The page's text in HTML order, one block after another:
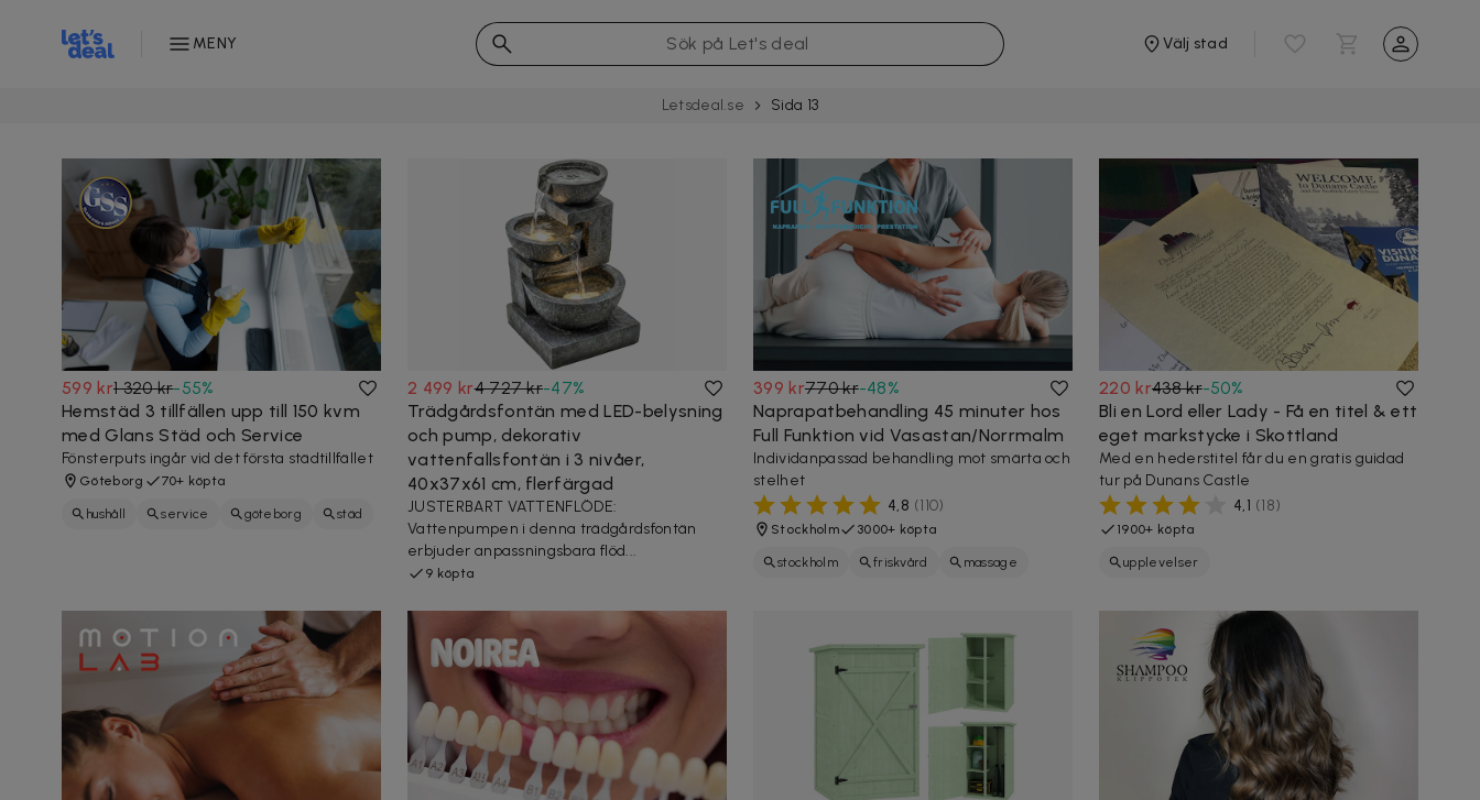
MENY Välj stad
Letsdeal.se Sida 13
599 kr1 320 kr-55%
Hemstäd 3 tillfällen upp till 150 kvm
med Glans Städ och Service
Fönsterputs ingår vid det första städtillfället
Göteborg 70+ köpta
hushåll service göteborg städ
2 499 kr4 727 kr-47%
Trädgårdsfontän med LED-belysning
och pump, dekorativ
vattenfallsfontän i 3 nivåer,
40x37x61 cm, flerfärgad
JUSTERBART VATTENFLÖDE:
Vattenpumpen i denna trädgårdsfontän
erbjuder anpassningsbara flöd...
9 köpta
399 kr770 kr-48%
Naprapatbehandling 45 minuter hos
Full Funktion vid Vasastan/Norrmalm
Individanpassad behandling mot smärta och
stelhet
4,8 (110)
Stockholm 3000+ köpta
stockholm friskvård
massage
220 kr438 kr-50%
Bli en Lord eller Lady - Få en titel & ett
eget markstycke i Skottland
Med en hederstitel får du en gratis guidad
tur på Dunans Castle
4,1 (18)
1900+ köpta
upplevelser